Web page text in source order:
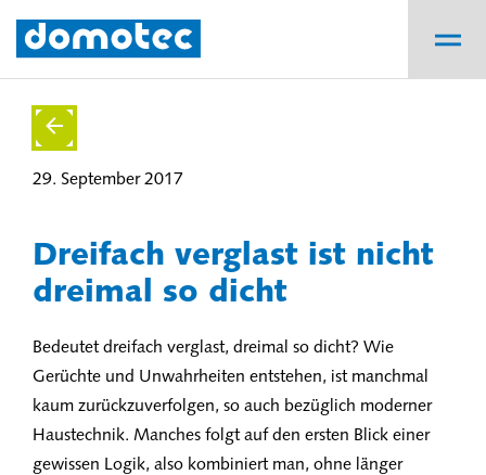
29. September 2017
Dreifach verglast ist nicht
dreimal so dicht
Bedeutet dreifach verglast, dreimal so dicht? Wie
Gerüchte und Unwahrheiten entstehen, ist manchmal
kaum zurückzuverfolgen, so auch bezüglich moderner
Haustechnik. Manches folgt auf den ersten Blick einer
gewissen Logik, also kombiniert man, ohne länger